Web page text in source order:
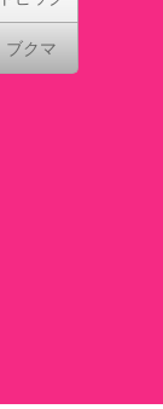
ブクマ